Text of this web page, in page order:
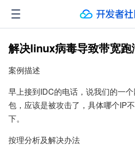
解决linux病毒导致带宽
案例描述
早上接到IDC的电话，说我们的一
包，应该是被攻击了，具体哪个IP
下。
按理分析及解决办法